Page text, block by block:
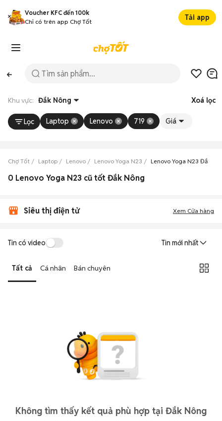
Voucher KFC đến 100k
Chỉ có trên app Chợ Tốt
Tải app
Khu vực: Đắk Nông Xoá lọc
Lọc Laptop Lenovo 719 Giá
Chợ Tốt Laptop Lenovo Lenovo Yoga N23 Lenovo Yoga N23 Đắk
0 Lenovo Yoga N23 cũ tốt Đắk Nông
Siêu thị điện tử Xem Cửa hàng
Tin có video Tin mới nhất
Tất cả Cá nhân Bán chuyên
Không tìm thấy kết quả phù hợp tại Đắk Nông